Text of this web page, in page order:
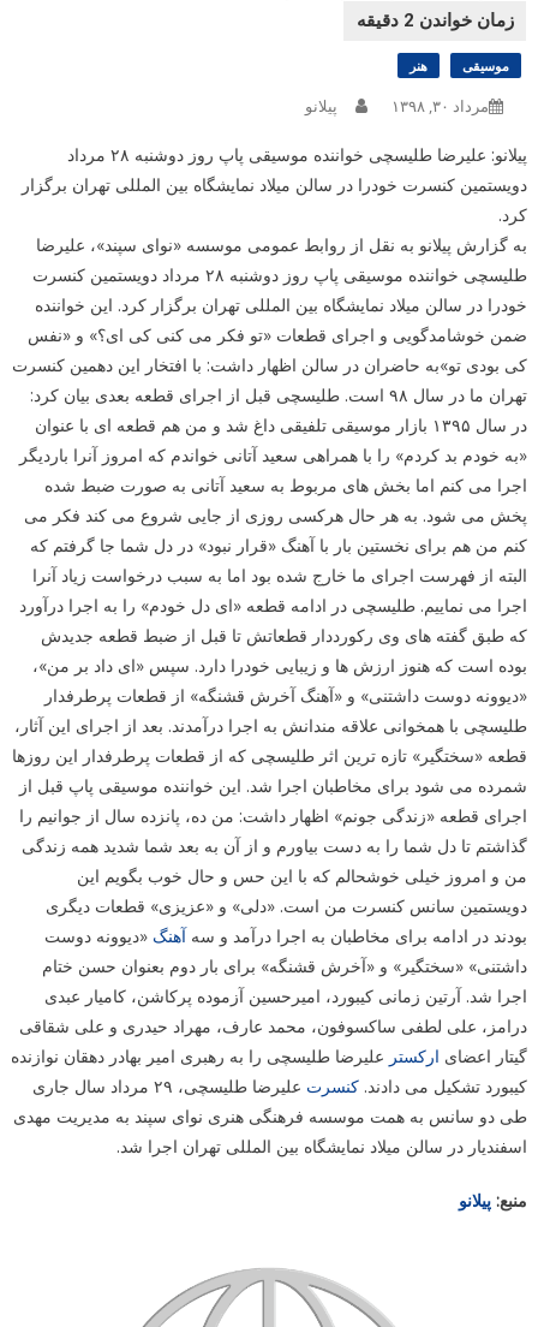
موسیقی هنر
مرداد ۳۰, ۱۳۹۸ پیلانو
پیلانو: علیرضا طلیسچی خواننده موسیقی پاپ روز دوشنبه ۲۸ مرداد
دویستمین کنسرت خودرا در سالن میلاد نمایشگاه بین المللی تهران برگزار
کرد.
به گزارش پیلانو به نقل از روابط عمومی موسسه «نوای سپند»، علیرضا
طلیسچی خواننده موسیقی پاپ روز دوشنبه ۲۸ مرداد دویستمین کنسرت
خودرا در سالن میلاد نمایشگاه بین المللی تهران برگزار کرد. این خواننده
ضمن خوشامدگویی و اجرای قطعات «تو فکر می کنی کی ای؟» و «نفس
کی بودی تو»به حاضران در سالن اظهار داشت: با افتخار این دهمین کنسرت
تهران ما در سال ۹۸ است. طلیسچی قبل از اجرای قطعه بعدی بیان کرد:
در سال ۱۳۹۵ بازار موسیقی تلفیقی داغ شد و من هم قطعه ای با عنوان
«به خودم بد کردم» را با همراهی سعید آتانی خواندم که امروز آنرا باردیگر
اجرا می کنم اما بخش های مربوط به سعید آتانی به صورت ضبط شده
پخش می شود. به هر حال هرکسی روزی از جایی شروع می کند فکر می
کنم من هم برای نخستین بار با آهنگ «قرار نبود» در دل شما جا گرفتم که
البته از فهرست اجرای ما خارج شده بود اما به سبب درخواست زیاد آنرا
اجرا می نماییم. طلیسچی در ادامه قطعه «ای دل خودم» را به اجرا درآورد
که طبق گفته های وی رکورددار قطعاتش تا قبل از ضبط قطعه جدیدش
بوده است که هنوز ارزش ها و زیبایی خودرا دارد. سپس «ای داد بر من»،
«دیوونه دوست داشتنی» و «آهنگ آخرش قشنگه» از قطعات پرطرفدار
طلیسچی با همخوانی علاقه مندانش به اجرا درآمدند. بعد از اجرای این آثار،
قطعه «سختگیر» تازه ترین اثر طلیسچی که از قطعات پرطرفدار این روزها
شمرده می شود برای مخاطبان اجرا شد. این خواننده موسیقی پاپ قبل از
اجرای قطعه «زندگی جونم» اظهار داشت: من ده، پانزده سال از جوانیم را
گذاشتم تا دل شما را به دست بیاورم و از آن به بعد شما شدید همه زندگی
من و امروز خیلی خوشحالم که با این حس و حال خوب بگویم این
دویستمین سانس کنسرت من است. «دلی» و «عزیزی» قطعات دیگری
بودند در ادامه برای مخاطبان به اجرا درآمد و سهآهنگ «دیوونه دوست
داشتنی» «سختگیر» و «آخرش قشنگه» برای بار دوم بعنوان حسن ختام
اجرا شد. آرتین زمانی کیبورد، امیرحسین آزموده پرکاشن، کامیار عبدی
درامز، علی لطفی ساکسوفون، محمد عارف، مهراد حیدری و علی شقاقی
گیتار اعضای ارکستر علیرضا طلیسچی را به رهبری امیر بهادر دهقان نوازنده
کیبورد تشکیل می دادند. کنسرت
علیرضا طلیسچی، ۲۹ مرداد سال جاری
طی دو سانس به همت موسسه فرهنگی هنری نوای سپند به مدیریت مهدی
اسفندیار در سالن میلاد نمایشگاه بین المللی تهران اجرا شد.
منبع: پیلانو